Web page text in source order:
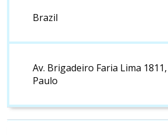
Brazil
Av. Brigadeiro Faria Lima 1811,
Paulo